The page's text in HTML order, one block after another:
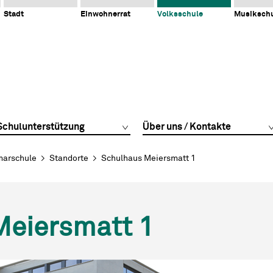
Stadt Einwohnerrat Volksschule
Über uns / Kontakte
Standorte Schulhaus Meiersmatt 1
1